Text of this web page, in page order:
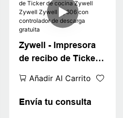
SONIDO COCINA DE
RETIMIENTO DE
RETIMIENTO DE
80MM
USB+RS232+LAN
Zywell - Impresora
de recibo de Ticker
Zywell Zywell Zy606
con controlador de
Añadir Al Carrito
Envía tu consulta